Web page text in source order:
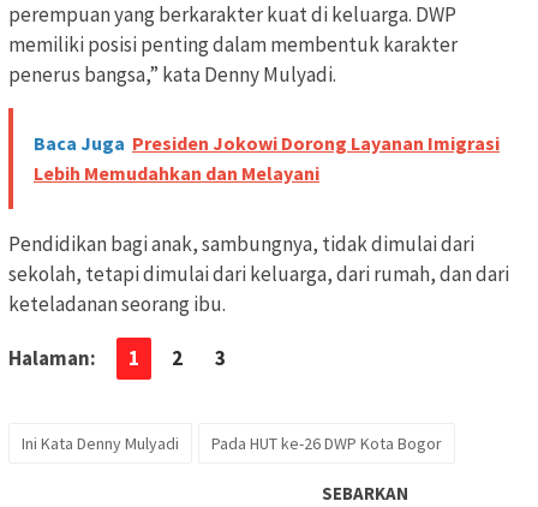
perempuan yang berkarakter kuat di keluarga. DWP
memiliki posisi penting dalam membentuk karakter
penerus bangsa,” kata Denny Mulyadi.
Baca Juga Presiden Jokowi Dorong Layanan Imigrasi
Lebih Memudahkan dan Melayani
Pendidikan bagi anak, sambungnya, tidak dimulai dari
sekolah, tetapi dimulai dari keluarga, dari rumah, dan dari
keteladanan seorang ibu.
Halaman: 1 2 3
Ini Kata Denny Mulyadi Pada HUT ke-26 DWP Kota Bogor
SEBARKAN